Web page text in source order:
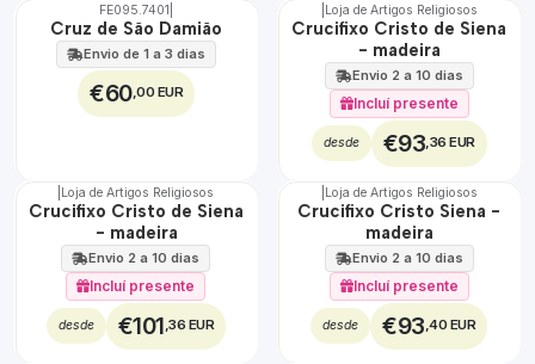
FE095.7401
Cruz de São Damião
Envio de 1 a 3 dias
€60,00 EUR
Loja de Artigos Religiosos
Crucifixo Cristo de Siena
- madeira
Envio 2 a 10 dias
Incluí presente
desde €93,36 EUR
Loja de Artigos Religiosos
Crucifixo Cristo de Siena
- madeira
Envio 2 a 10 dias
Incluí presente
desde €101,36 EUR
Loja de Artigos Religiosos
Crucifixo Cristo Siena -
madeira
Envio 2 a 10 dias
Incluí presente
desde €93,40 EUR